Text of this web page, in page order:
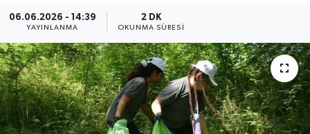
06.06.2026 - 14:39
YAYINLANMA
2 DK
OKUNMA SÜRESI
BİLİM VE TEKNOLOJİ
OTOMOBİL
KURUMSAL